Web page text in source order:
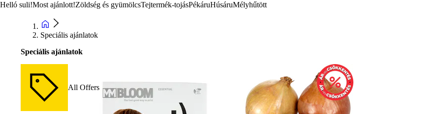
Helló suli!Most ajánlott!Zöldség és gyümölcsTejtermék-tojásPékáruHúsáruMélyhűtött
Speciális ajánlatok
Speciális ajánlatok
All Offers